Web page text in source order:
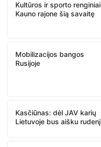
Kultūros ir sporto renginiai
Kauno rajone šią savaitę
Mobilizacijos bangos
Rusijoje
Kasčiūnas: dėl JAV karių
Lietuvoje bus aišku rudenį